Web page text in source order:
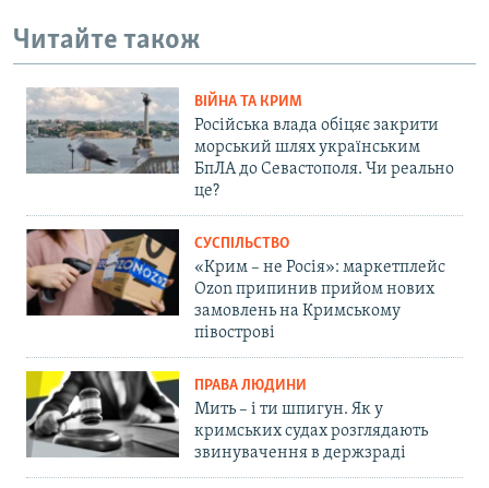
Читайте також
ВІЙНА ТА КРИМ
Російська влада обіцяє закрити
морський шлях українським
БпЛА до Севастополя. Чи реально
це?
СУСПІЛЬСТВО
«Крим – не Росія»: маркетплейс
Ozon припинив прийом нових
замовлень на Кримському
півострові
ПРАВА ЛЮДИНИ
Мить – і ти шпигун. Як у
кримських судах розглядають
звинувачення в держзраді